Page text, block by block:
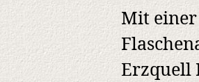
Mit
Erzquell